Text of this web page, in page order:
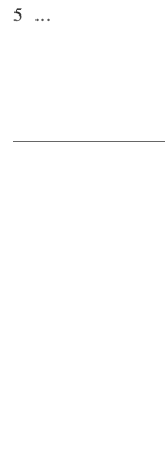
5 ...